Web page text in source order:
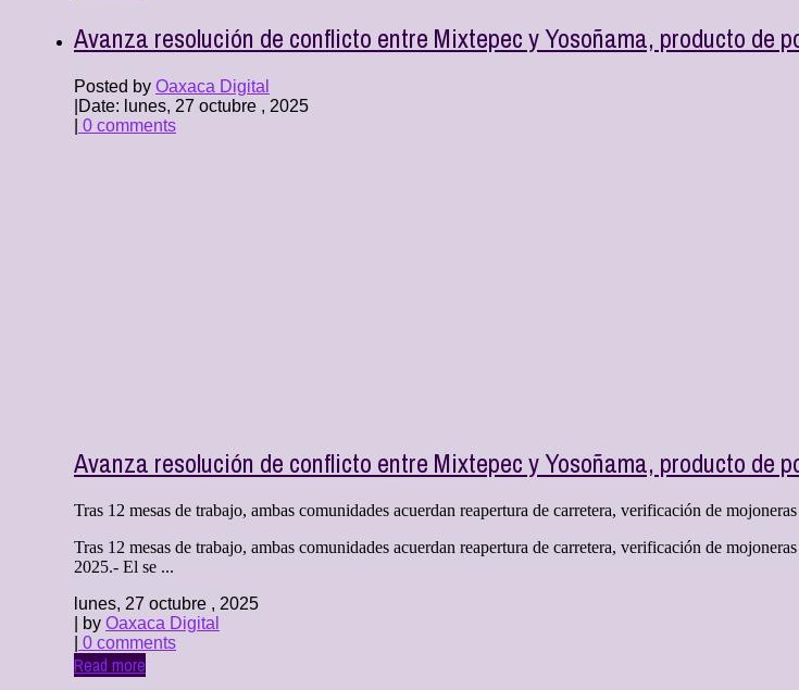
Avanza resolución de conflicto entre Mixtepec y Yosoñama, producto de
Posted by Oaxaca Digital
Date: lunes, 27 octubre , 2025
0 comments
Avanza resolución de conflicto entre Mixtepec y Yosoñama, producto de
Tras 12 mesas de trabajo, ambas comunidades acuerdan reapertura de carretera, verificación de
Tras 12 mesas de trabajo, ambas comunidades acuerdan reapertura de carretera, verificación de
2025.- El se ...
lunes, 27 octubre , 2025
| by Oaxaca Digital
0 comments
Read more